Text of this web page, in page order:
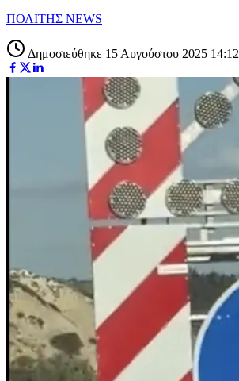
ΠΟΛΙΤΗΣ NEWS
Δημοσιεύθηκε 15 Αυγούστου 2025 14:12